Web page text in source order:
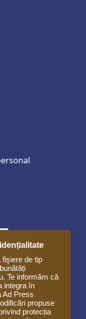
de tip
Te informăm că
integra în
Ad Press
propuse
protecția